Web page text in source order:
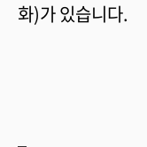
화)가 있습니다.